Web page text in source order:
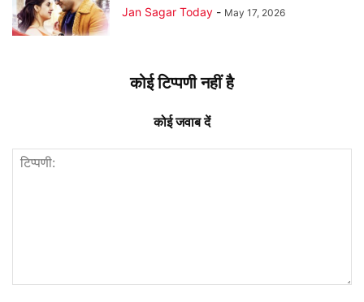
Jan Sagar Today - May 17, 2026
कोई टिप्पणी नहीं है
कोई जवाब दें